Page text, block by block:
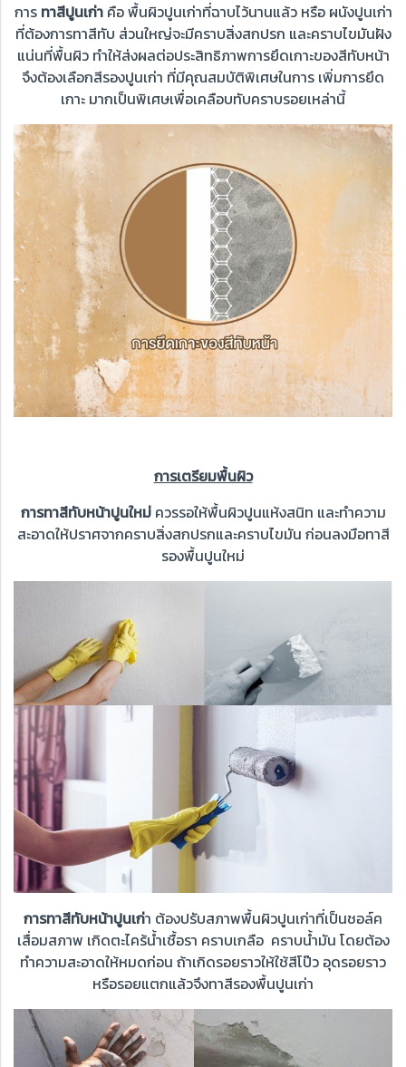
การ ทาสีปูนเก่าคือ พื้นผิวปูนเก่าที่ฉาบไว้นานแล้ว หรือ ผนังปูนเก่า
ที่ต้องการทาสีทับ ส่วนใหญ่จะมีคราบสิ่งสกปรก และคราบไขมันฝัง
แน่นที่พื้นผิว ทำให้ส่งผลต่อประสิทธิภาพการยึดเกาะของสีทับหน้า
จึงต้องเลือกสีรองปูนเก่า ที่มีคุณสมบัติพิเศษในการ เพิ่มการยึด
เกาะ มากเป็นพิเศษเพื่อเคลือบทับคราบรอยเหล่านี้
การเตรียมพื้นผิว
การทาสีทับหน้าปูนใหม่ควรรอให้พื้นผิวปูนแห้งสนิท และทำความ
สะอาดให้ปราศจากคราบสิ่งสกปรกและคราบไขมัน ก่อนลงมือทาสี
รองพื้นปูนใหม่
การทาสีทับหน้าปูนเก่า ต้องปรับสภาพพื้นผิวปูนเก่าที่เป็นชอล์ค
เสื่อมสภาพ เกิดตะไคร้น้ำเชื้อรา คราบเกลือ คราบน้ำมัน โดยต้อง
ทำความสะอาดให้หมดก่อน ถ้าเกิดรอยราวให้ใช้สีโป๊ว อุดรอยราว
หรือรอยแตกแล้วจึงทาสีรองพื้นปูนเก่า